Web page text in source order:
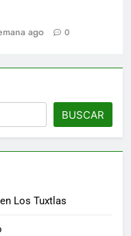
ago 0
BUSCAR
Los Tuxtlas